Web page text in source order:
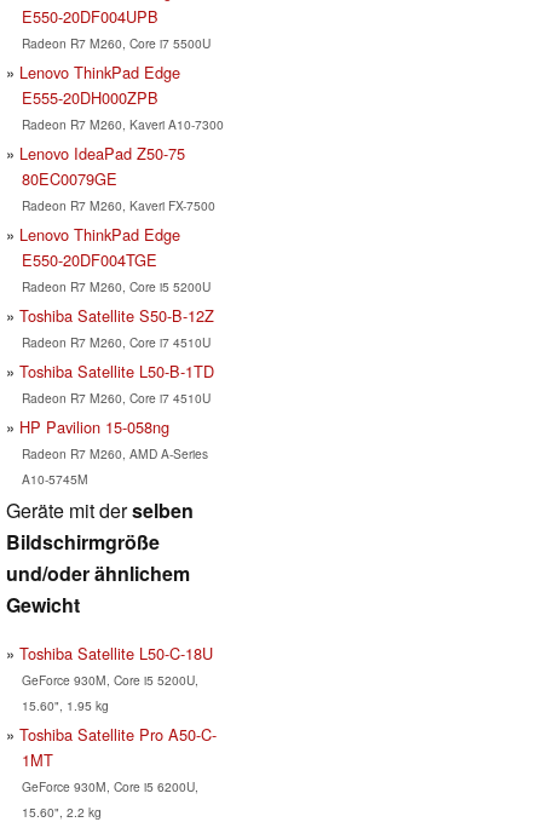
E550-20DF004UPB
Radeon R7 M260, Core i7 5500U
Lenovo ThinkPad Edge
E555-20DH000ZPB
Radeon R7 M260, Kaveri A10-7300
Lenovo IdeaPad Z50-75
80EC0079GE
Radeon R7 M260, Kaveri FX-7500
Lenovo ThinkPad Edge
E550-20DF004TGE
Radeon R7 M260, Core i5 5200U
Toshiba Satellite S50-B-12Z
Radeon R7 M260, Core i7 4510U
Toshiba Satellite L50-B-1TD
Radeon R7 M260, Core i7 4510U
HP Pavilion 15-058ng
Radeon R7 M260, AMD A-Series
A10-5745M
Geräte mit derselben
Bildschirmgröße
und/oder ähnlichem
Gewicht
Toshiba Satellite L50-C-18U
GeForce 930M, Core i5 5200U,
15.60", 1.95 kg
Toshiba Satellite Pro A50-C-
1MT
GeForce 930M, Core i5 6200U,
15.60", 2.2 kg